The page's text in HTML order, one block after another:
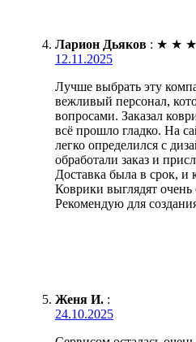
Ларион Дьяков : ★ ★ ★
12.11.2025
Лучше выбрать эту
вежливый персонал,
вопросами. Заказал
всё прошло гладко. На
легко определился с
обработали заказ и
Доставка была в срок, и
Коврики выглядят
Рекомендую для
Женя И. :
24.10.2025